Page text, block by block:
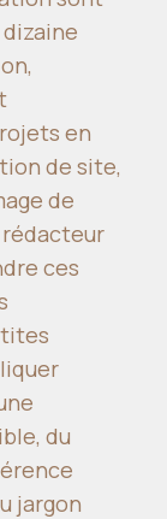
en
de site,
de
ces
du
jargon